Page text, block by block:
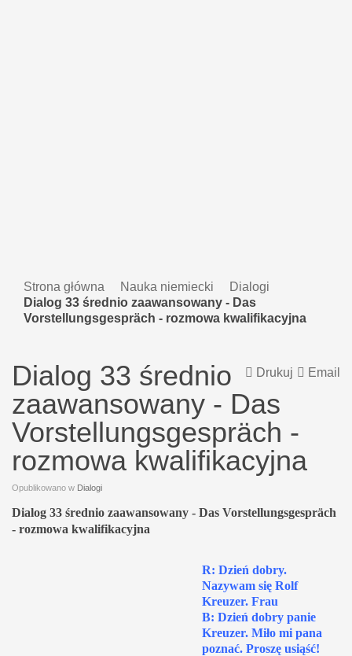
Strona główna Nauka niemiecki
Dialogi
Dialog 33 średnio zaawansowany - Das
Vorstellungsgespräch - rozmowa kwalifikacyjna
Email
Drukuj
Dialog 33 średnio
zaawansowany - Das
Vorstellungsgespräch -
rozmowa kwalifikacyjna
Opublikowano w Dialogi
Dialog 33 średnio zaawansowany - Das Vorstellungsgespräch
- rozmowa kwalifikacyjna
R: Dzień dobry.
Nazywam się Rolf
Kreuzer. Frau
B: Dzień dobry panie
Kreuzer. Miło mi pana
poznać. Proszę usiąść!